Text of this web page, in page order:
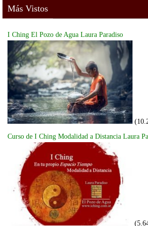
Más Vistos
I Ching El Pozo de Agua Laura Paradiso
Curso de I Ching Modalidad a Distancia Laura